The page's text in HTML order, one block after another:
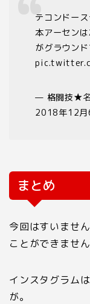
テコンドー
本アーセン
がグラウン
— 格闘技★
2018年12月
まとめ
今回はすいませ
ことができませ
インスタグラム
が。